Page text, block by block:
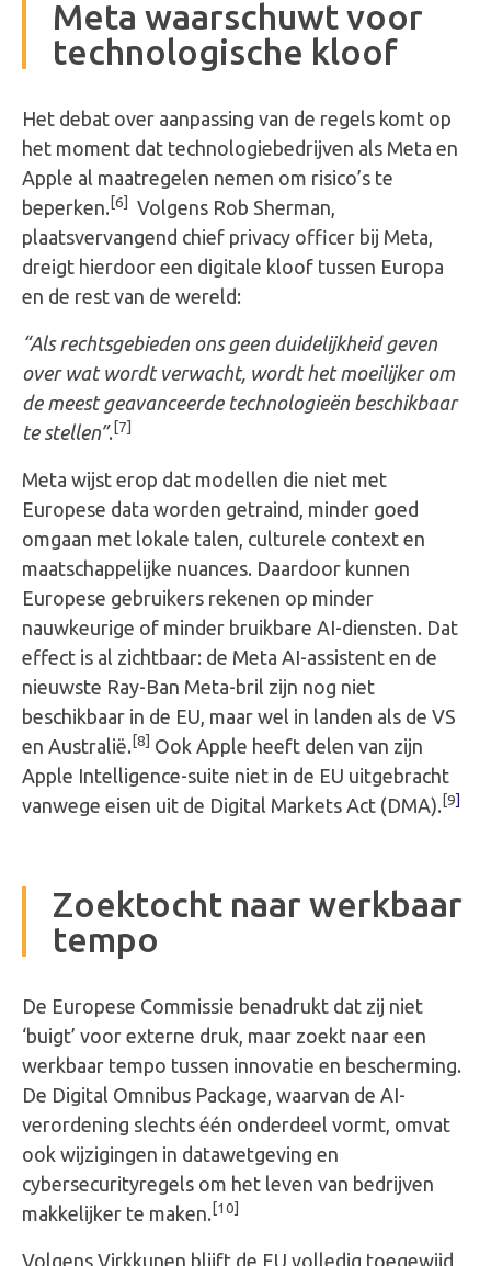
Meta waarschuwt voor
technologische kloof
Het debat over aanpassing van de regels komt op
het moment dat technologiebedrijven als Meta en
Apple al maatregelen nemen om risico’s te
beperken. [6]
Volgens Rob Sherman,
plaatsvervangend chief privacy officer bij Meta,
dreigt hierdoor een digitale kloof tussen Europa
en de rest van de wereld:
“Als rechtsgebieden ons geen duidelijkheid geven
over wat wordt verwacht, wordt het moeilijker om
de meest geavanceerde technologieën beschikbaar
te stellen”. [7]
Meta wijst erop dat modellen die niet met
Europese data worden getraind, minder goed
omgaan met lokale talen, culturele context en
maatschappelijke nuances. Daardoor kunnen
Europese gebruikers rekenen op minder
nauwkeurige of minder bruikbare AI-diensten. Dat
effect is al zichtbaar: de Meta AI-assistent en de
nieuwste Ray-Ban Meta-bril zijn nog niet
beschikbaar in de EU, maar wel in landen als de VS
en Australië. [8] Ook Apple heeft delen van zijn
Apple Intelligence-suite niet in de EU uitgebracht
vanwege eisen uit de Digital Markets Act (DMA). [9]
Zoektocht naar werkbaar
tempo
De Europese Commissie benadrukt dat zij niet
‘buigt’ voor externe druk, maar zoekt naar een
werkbaar tempo tussen innovatie en bescherming.
De Digital Omnibus Package, waarvan de AI-
verordening slechts één onderdeel vormt, omvat
ook wijzigingen in datawetgeving en
cybersecurityregels om het leven van bedrijven
makkelijker te maken. [10]
Volgens Virkkunen blijft de EU volledig toegewijd